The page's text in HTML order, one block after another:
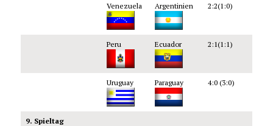
Venezuela Argentinien 2:2(1:0)
Peru Ecuador 2:1(1:1)
Uruguay Paraguay 4:0 (3:0)
9. Spieltag